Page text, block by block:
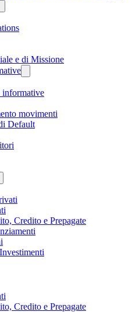
e di Missione
informative
movimenti
Default
Credito e Prepagate
Credito e Prepagate